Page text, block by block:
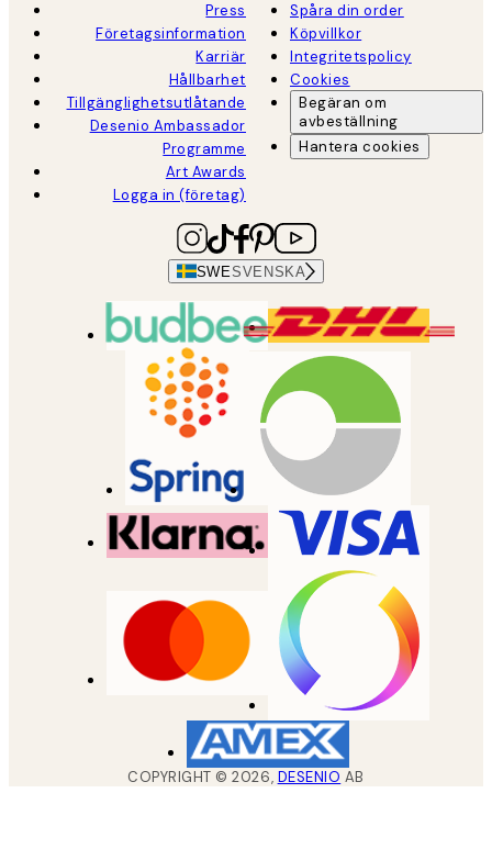
Press
Företagsinformation
Karriär
Hållbarhet
Tillgänglighetsutlåtande
Desenio Ambassador
Programme
Art Awards
Logga in (företag)
Spåra din order
Köpvillkor
Integritetspolicy
Cookies
Begäran om
avbeställning
Hantera cookies
SWESVENSKA
COPYRIGHT ©2026, DESENIO AB